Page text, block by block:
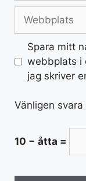
Spara mitt
webbplats i
jag skriver
Vänligen
10 − åtta =